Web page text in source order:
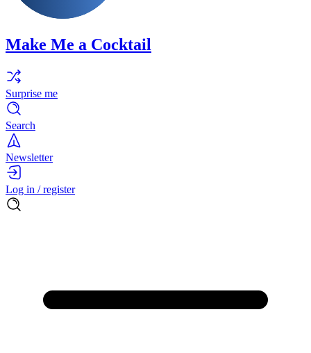
Make Me a Cocktail
Surprise me
Search
Newsletter
Log in / register